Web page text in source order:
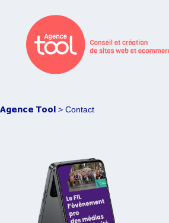
Agence Tool > Contact